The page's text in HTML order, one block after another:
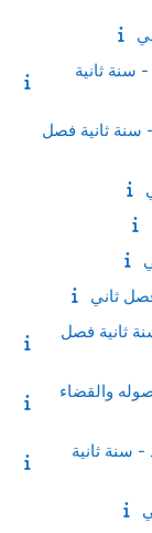
العربية - سنة ثانية
العربية - سنة ثانية فصل
ثاني
- سنة ثانية فصل
وأصوله والقضاء
- سنة ثانية